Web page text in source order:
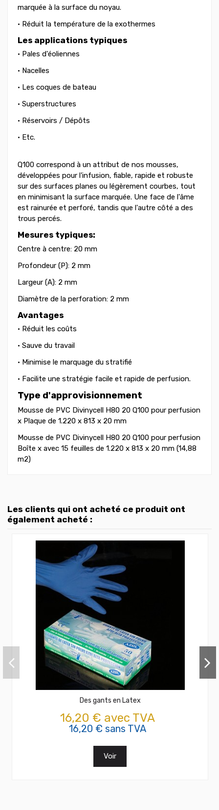
marquée à la surface du noyau.
• Réduit la température de la exothermes
Les applications typiques
• Pales d'éoliennes
• Nacelles
• Les coques de bateau
• Superstructures
• Réservoirs / Dépôts
• Etc.
Q100 correspond à un attribut de nos mousses,
développées pour l'infusion, fiable, rapide et robuste
sur des surfaces planes ou légèrement courbes, tout
en minimisant la surface marquée. Une face de l'âme
est rainurée et perforé, tandis que l'autre côté a des
trous percés.
Mesures typiques:
Centre à centre: 20 mm
Profondeur (P): 2 mm
Largeur (A): 2 mm
Diamètre de la perforation: 2 mm
Avantages
• Réduit les coûts
• Sauve du travail
• Minimise le marquage du stratifié
• Facilite une stratégie facile et rapide de perfusion.
Type d'approvisionnement
Mousse de PVC Divinycell H80 20 Q100 pour perfusion
x Plaque de 1.220 x 813 x 20 mm
Mousse de PVC Divinycell H80 20 Q100 pour perfusion
Boîte x avec 15 feuilles de 1.220 x 813 x 20 mm (14,88
m2)
Les clients qui ont acheté ce produit ont
également acheté :
Des gants en Latex
16,20 € avec TVA
16,20 € sans TVA
Voir